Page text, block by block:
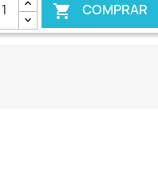
 COMPRAR